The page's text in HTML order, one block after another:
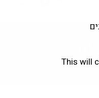
נייח
This will